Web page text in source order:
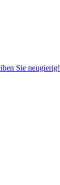
Sie neugierig!